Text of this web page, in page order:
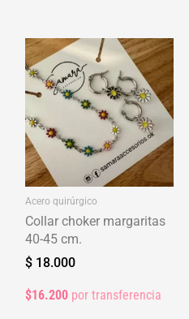
Acero quirúrgico
Collar choker margaritas
40-45 cm.
$ 18.000
$16.200 por transferencia